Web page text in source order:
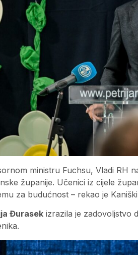
ministru Fuchsu, Vladi RH
županije. Učenici iz cijele
za budućnost – rekao je
Đurasek izrazila je zadovoljstvo